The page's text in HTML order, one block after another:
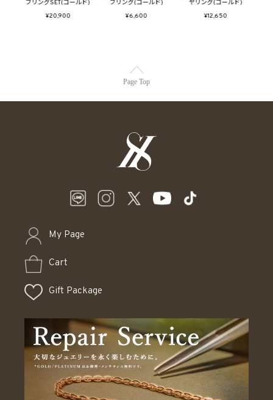
フリングSET(ゴールド)
¥20,900
フリング(ゴールド)
¥6,600
ヤリング(ゴールド)
¥12,650
Page Top
My Page
Cart
Gift Package